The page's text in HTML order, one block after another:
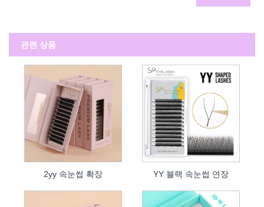
관련 상품
2yy 속눈썹 확장 YY 블랙 속눈썹 연장